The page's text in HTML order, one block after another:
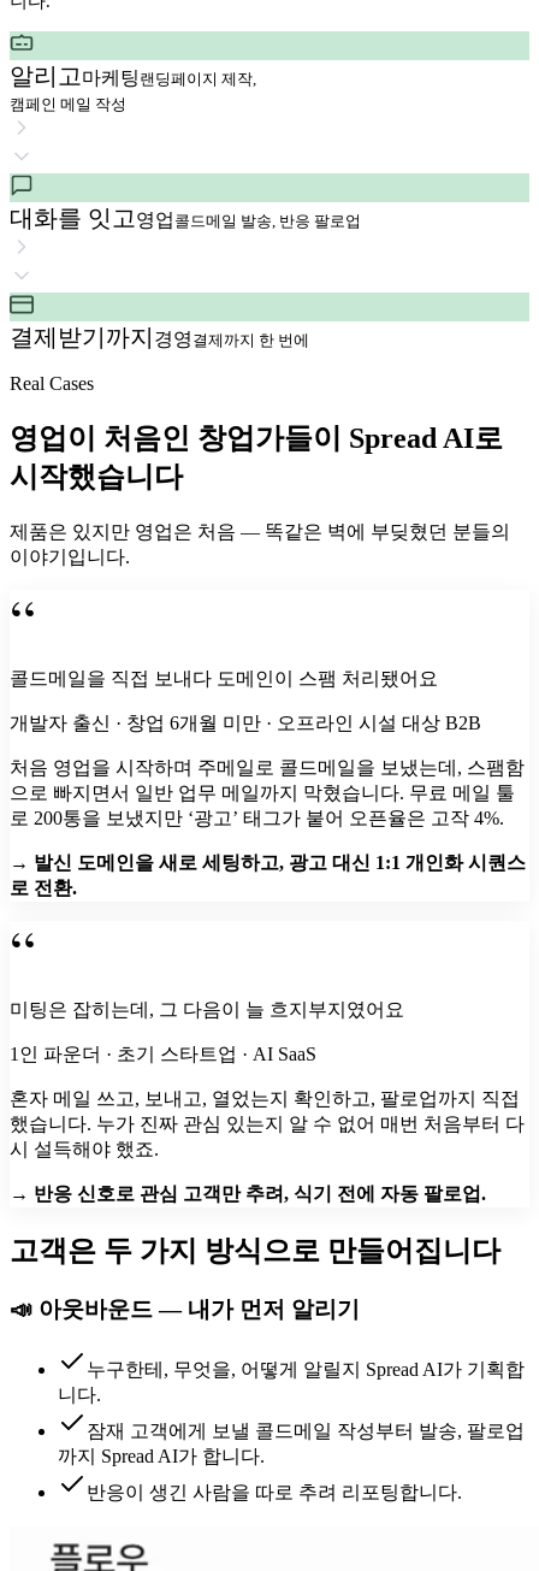
알리고 마케팅 랜딩페이지 제작,
캠페인 메일 작성
대화를 잇고 영업 콜드메일 발송, 반응 팔로업
결제받기까지 경영 결제까지 한 번에
Real Cases
영업이 처음인 창업가들이 Spread AI로
시작했습니다
제품은 있지만 영업은 처음 — 똑같은 벽에 부딪혔던 분들의
이야기입니다.
“
콜드메일을 직접 보내다 도메인이 스팸 처리됐어요
개발자 출신 · 창업 6개월 미만 · 오프라인 시설 대상 B2B
처음 영업을 시작하며 주메일로 콜드메일을 보냈는데, 스팸함
으로 빠지면서 일반 업무 메일까지 막혔습니다. 무료 메일 툴
로 200통을 보냈지만 ‘광고’ 태그가 붙어 오픈율은 고작 4%.
→ 발신 도메인을 새로 세팅하고, 광고 대신 1:1 개인화 시퀀스
로 전환.
“
미팅은 잡히는데, 그 다음이 늘 흐지부지였어요
1인 파운더 · 초기 스타트업 · AI SaaS
혼자 메일 쓰고, 보내고, 열었는지 확인하고, 팔로업까지 직접
했습니다. 누가 진짜 관심 있는지 알 수 없어 매번 처음부터 다
시 설득해야 했죠.
→ 반응 신호로 관심 고객만 추려, 식기 전에 자동 팔로업.
고객은 두 가지 방식으로 만들어집니다
📣 아웃바운드 — 내가 먼저 알리기
누구한테, 무엇을, 어떻게 알릴지 Spread AI가 기획합
니다.
잠재 고객에게 보낼 콜드메일 작성부터 발송, 팔로업
까지 Spread AI가 합니다.
반응이 생긴 사람을 따로 추려 리포팅합니다.